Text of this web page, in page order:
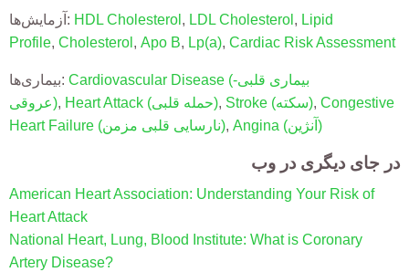
آزمایش‌ها: HDL Cholesterol , LDL Cholesterol , Lipid
Profile, Cholesterol , Apo B, Lp(a), Cardiac Risk Assessment
بیماری‌ها: Cardiovascular Disease (بیماری قلبی-
عروقی), Heart Attack (حمله قلبی), Stroke (سکته), Congestive
Heart Failure
(نارسایی قلبی مزمن), Angina (آنژین)
در جای دیگری در وب
American Heart Association: Understanding Your Risk of
Heart Attack
National Heart, Lung, Blood Institute: What is Coronary
Artery Disease?